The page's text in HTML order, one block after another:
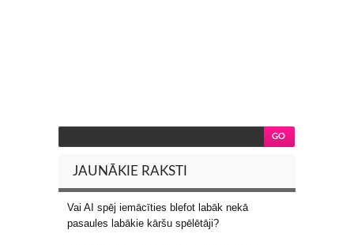
JAUNĀKIE RAKSTI
Vai AI spēj iemācīties blefot labāk nekā
pasaules labākie kāršu spēlētāji?